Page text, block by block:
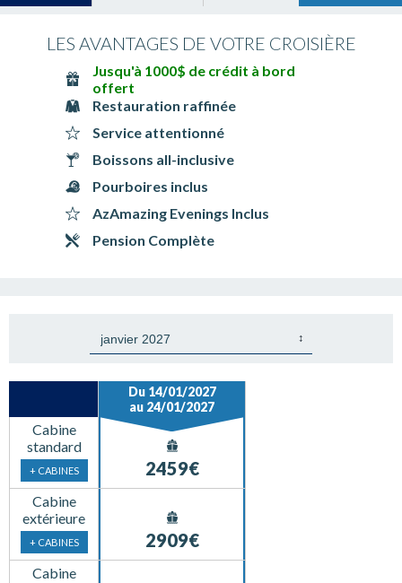
LES AVANTAGES DE VOTRE CROISIÈRE
Jusqu'à 1000$ de crédit à bord
offert
Restauration raffinée
Service attentionné
Boissons all-inclusive
Pourboires inclus
AzAmazing Evenings Inclus
Pension Complète
Cabine
standard
+ CABINES
Cabine
extérieure
+ CABINES
Cabine
Du 14/01/2027
au 24/01/2027
2459€
2909€